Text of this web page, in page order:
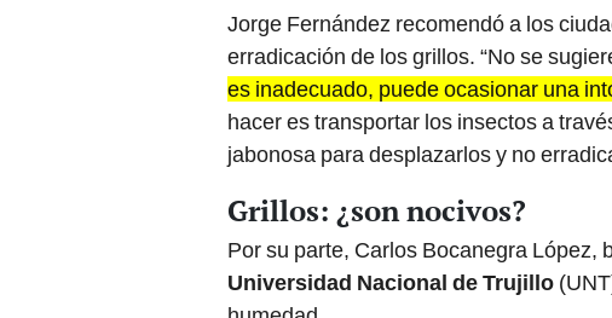
Jorge Fernández recomendó a los
erradicación de los grillos. “No se
es inadecuado, puede ocasionar una
hacer es transportar los insectos a
jabonosa para desplazarlos y no
Grillos: ¿son nocivos?
Por su parte, Carlos Bocanegra López,
Universidad Nacional de Trujillo